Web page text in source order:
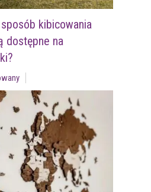
kibicowania
dostępne na